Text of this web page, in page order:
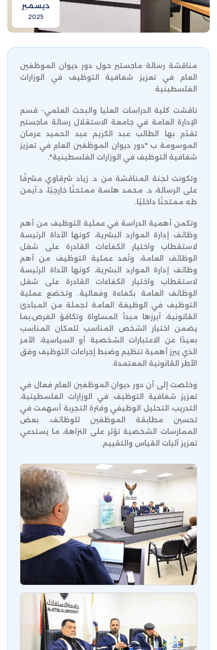
ديسمبر
2025
مناقشة رسالة ماجستير حول دور ديوان الموظفين
العام في تعزيز شفافية التوظيف في الوزارات
الفلسطينية
ناقشت كلية الدراسات العليا والبحث العلمي- قسم
الإدارة العامة في جامعة الاستقلال رسالة ماجستير
تقدّم بها الطالب عبد الكريم عبد الحميد عرمان
الموسومة ب "دور ديوان الموظفين العام في تعزيز
شفافية التوظيف في الوزارات الفلسطينية".
وتكونت لجنة المناقشة من د. زياد شرقاوي مشرفًا
على الرسالة، د. محمد هلسة ممتحنًا خارجيًا، د.أيمن
طه ممتحنًا داخليًا.
وتكمن أهمية الدراسة في عملية التوظيف من أهم
وظائف إدارة الموارد البشرية، كونها الأداة الرئيسة
لاستقطاب واختيار الكفاءات القادرة على شغل
الوظائف العامة، وتُعد عملية التوظيف من أهم
وظائف إدارة الموارد البشرية، كونها الأداة الرئيسة
لاستقطاب واختيار الكفاءات القادرة على شغل
الوظائف العامة بكفاءة وفعالية. وتخضع عملية
التوظيف في الوظيفة العامة لجملة من المبادئ
القانونية، أبرزها مبدأ المساواة وتكافؤ الفرص،بما
يضمن اختيار الشخص المناسب للمكان المناسب
بعيدًا عن الاعتبارات الشخصية أو السياسية، الأمر
الذي يبرز أهمية تنظيم وضبط إجراءات التوظيف وفق
الأطر القانونية المعتمدة.
وخلصت إلى أن دور ديوان الموظفين العام فعال في
تعزيز شفافية التوظيف في الوزارات الفلسطينية،
التدريب، التحليل الوظيفي وفترة التجربة أسهمت في
تحسين مطابقة الموظفين للوظائف، بعض
الممارسات الشخصية تؤثر على النزاهة، ما يستدعي
تعزيز آليات القياس والتقييم.